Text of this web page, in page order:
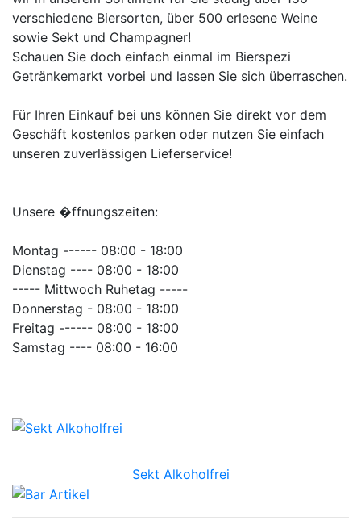
verschiedene Biersorten, über 500 erlesene Weine
sowie Sekt und Champagner!
Schauen Sie doch einfach einmal im Bierspezi
Getränkemarkt vorbei und lassen Sie sich überraschen.
Für Ihren Einkauf bei uns können Sie direkt vor dem
Geschäft kostenlos parken oder nutzen Sie einfach
unseren zuverlässigen Lieferservice!
Unsere �ffnungszeiten:
Montag ------ 08:00 - 18:00
Dienstag ---- 08:00 - 18:00
----- Mittwoch Ruhetag -----
Donnerstag - 08:00 - 18:00
Freitag ------ 08:00 - 18:00
Samstag ---- 08:00 - 16:00
Sekt Alkoholfrei